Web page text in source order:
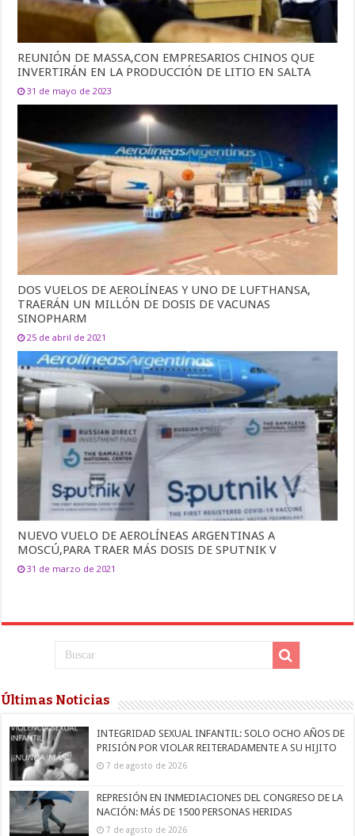
REUNIÓN DE MASSA,CON EMPRESARIOS CHINOS QUE
INVERTIRÁN EN LA PRODUCCIÓN DE LITIO EN SALTA
31 de mayo de 2023
DOS VUELOS DE AEROLÍNEAS Y UNO DE LUFTHANSA,
TRAERÁN UN MILLÓN DE DOSIS DE VACUNAS
SINOPHARM
25 de abril de 2021
NUEVO VUELO DE AEROLÍNEAS ARGENTINAS A
MOSCÚ,PARA TRAER MÁS DOSIS DE SPUTNIK V
31 de marzo de 2021
Últimas Noticias
INTEGRIDAD SEXUAL INFANTIL: SOLO OCHO AÑOS DE
PRISIÓN POR VIOLAR REITERADAMENTE A SU HIJITO
7 de agosto de 2026
REPRESIÓN EN INMEDIACIONES DEL CONGRESO DE LA
NACIÓN: MÁS DE 1500 PERSONAS HERIDAS
7 de agosto de 2026